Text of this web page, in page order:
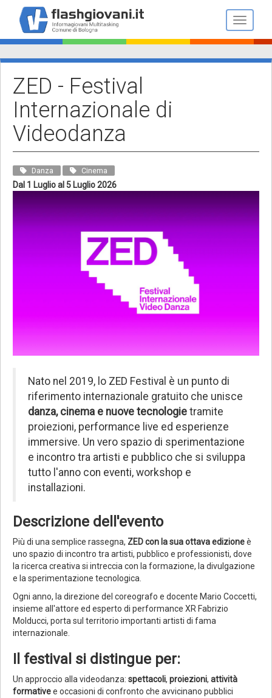
contenuto
principale
Toggle
ZED - Festival
Internazionale di
Videodanza
Danza Cinema
Dal 1 Luglio al 5 Luglio 2026
Nato nel 2019, lo ZED Festival è un punto di
riferimento internazionale gratuito che unisce
danza, cinema e nuove tecnologie tramite
proiezioni, performance live ed esperienze
immersive. Un vero spazio di sperimentazione
e incontro tra artisti e pubblico che si sviluppa
tutto l'anno con eventi, workshop e
installazioni.
Descrizione dell'evento
Più di una semplice rassegna, ZED con la sua ottava edizioneè
uno spazio di incontro tra artisti, pubblico e professionisti, dove
la ricerca creativa si intreccia con la formazione, la divulgazione
e la sperimentazione tecnologica.
Ogni anno, la direzione del coreografo e docente Mario Coccetti,
insieme all'attore ed esperto di performance XR Fabrizio
Molducci, porta sul territorio importanti artisti di fama
internazionale.
Il festival si distingue per:
Un approccio alla videodanza: spettacoli, proiezioni, attività
formativee occasioni di confronto che avvicinano pubblici